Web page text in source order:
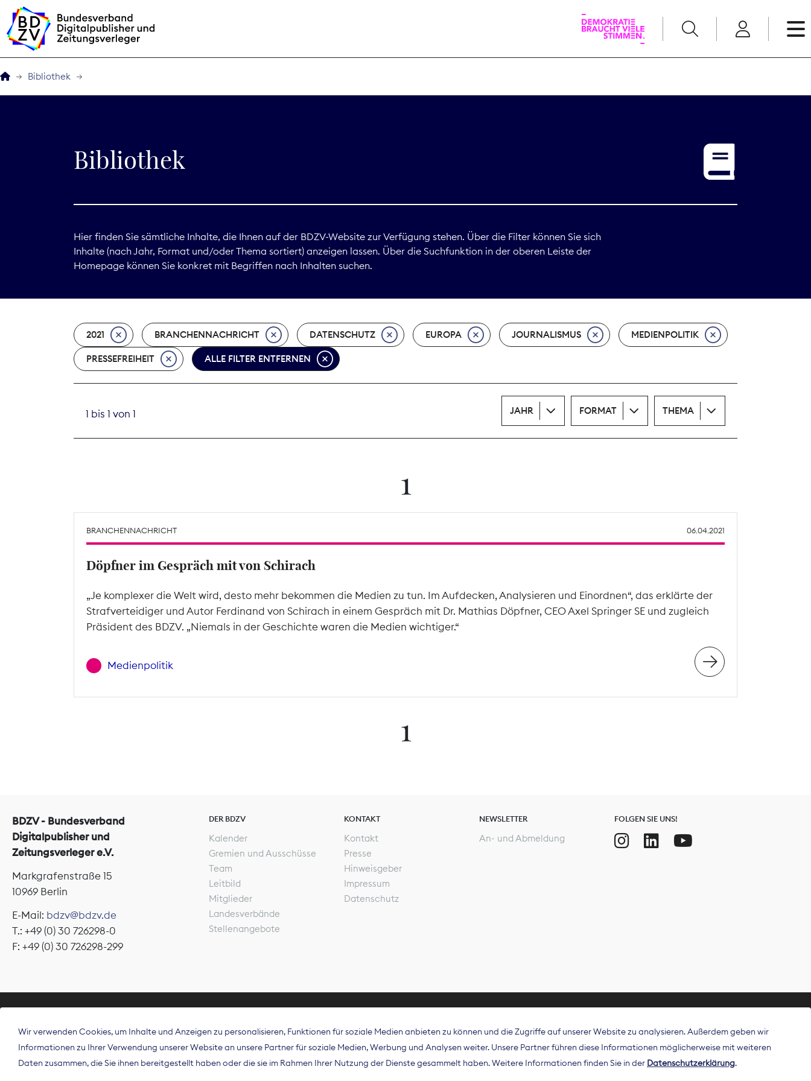
BDZVplus GmbH
Service
Print
Bibliothek
Bibliothek
Hier finden Sie sämtliche Inhalte, die Ihnen auf der BDZV-Website zur Verfügung stehen. Über die Filter können Sie sich
Inhalte (nach Jahr, Format und/oder Thema sortiert) anzeigen lassen. Über die Suchfunktion in der oberen Leiste der
Homepage können Sie konkret mit Begriffen nach Inhalten suchen.
2021 BRANCHENNACHRICHT DATENSCHUTZ EUROPA JOURNALISMUS MEDIENPOLITIK
PRESSEFREIHEIT ALLE FILTER ENTFERNEN
1 bis 1 von 1 JAHR FORMAT THEMA
1
BRANCHENNACHRICHT 06.04.2021
Döpfner im Gespräch mit von Schirach
„Je komplexer die Welt wird, desto mehr bekommen die Medien zu tun. Im Aufdecken, Analysieren und Einordnen“, das erklärte der
Strafverteidiger und Autor Ferdinand von Schirach in einem Gespräch mit Dr. Mathias Döpfner, CEO Axel Springer SE und zugleich
Präsident des BDZV. „Niemals in der Geschichte waren die Medien wichtiger.“
Medienpolitik
1
BDZV - Bundesverband
Digitalpublisher und
Zeitungsverleger e.V.
Markgrafenstraße 15
10969 Berlin
E-Mail: bdzv@bdzv.de
T.: +49 (0) 30 726298-0
F: +49 (0) 30 726298-299
DER BDZV
Kalender
Gremien und Ausschüsse
Team
Leitbild
Mitglieder
Landesverbände
Stellenangebote
KONTAKT
Kontakt
Presse
Hinweisgeber
Impressum
Datenschutz
NEWSLETTER
An- und Abmeldung
FOLGEN SIE UNS!
Der Bundesverband Digitalpublisher und Zeitungsverleger (BDZV) vertritt als
Spitzenorganisation die Interessen der Zeitungsverlage und digitalen Publisher in
Deutschland und auf EU-Ebene.
Wir verwenden Cookies, um Inhalte und Anzeigen zu personalisieren, Funktionen für soziale Medien anbieten zu können und die Zugriffe auf unserer Website zu analysieren. Außerdem geben wir
Informationen zu Ihrer Verwendung unserer Website an unsere Partner für soziale Medien, Werbung und Analysen weiter. Unsere Partner führen diese Informationen möglicherweise mit weiteren
Daten zusammen, die Sie ihnen bereitgestellt haben oder die sie im Rahmen Ihrer Nutzung der Dienste gesammelt haben. Weitere Informationen finden Sie in der Datenschutzerklärung.